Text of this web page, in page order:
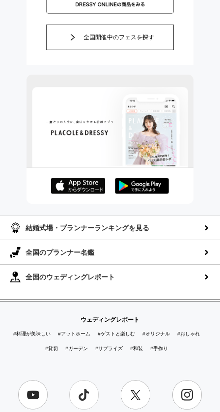
全国開催中のフェスを探す
結婚式場・プランナーランキングを見る
全国のプランナー名鑑
全国のウェディングレポート
ウェディングレポート
#料理が美味しい #アットホーム #ゲストと楽しむ #オリジナル #おしゃれ
#貸切 #ガーデン #サプライズ #和装 #手作り